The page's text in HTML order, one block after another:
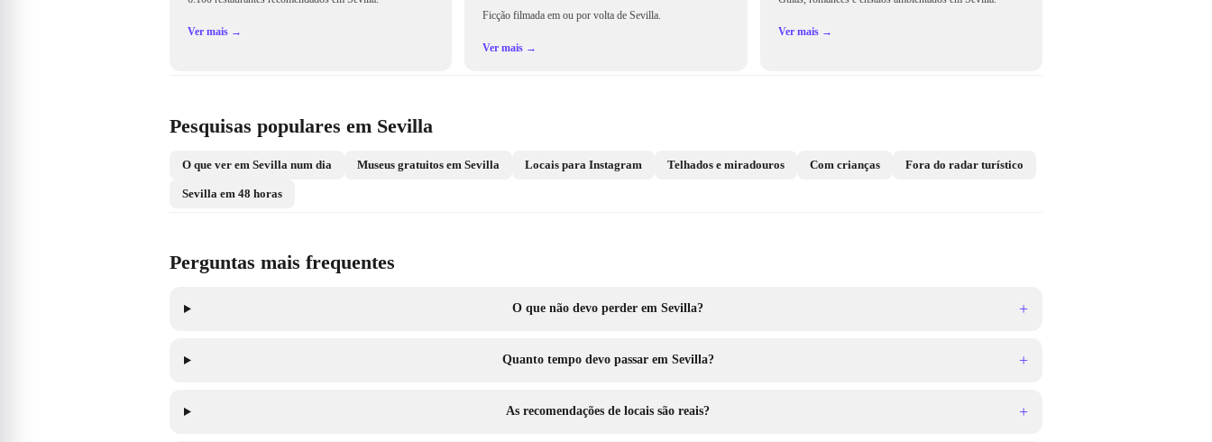
Ver mais →
Ficção filmada em ou por volta de Sevilla.
Ver mais →
Ver mais →
Pesquisas populares em Sevilla
O que ver em Sevilla num dia Museus gratuitos em Sevilla Locais para Instagram Telhados e miradouros Com crianças Fora do radar turístico
Sevilla em 48 horas
Perguntas mais frequentes
O que não devo perder em Sevilla? +
Quanto tempo devo passar em Sevilla? +
As recomendações de locais são reais? +